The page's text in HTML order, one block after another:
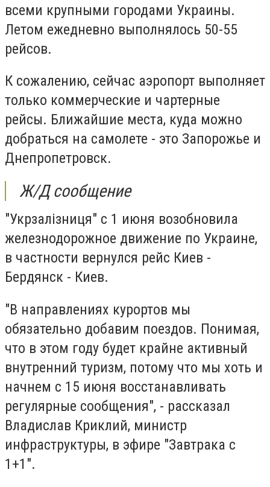
всеми крупными городами Украины.
Летом ежедневно выполнялось 50-55
рейсов.
К сожалению, сейчас аэропорт выполняет
только коммерческие и чартерные
рейсы. Ближайшие места, куда можно
добраться на самолете - это Запорожье и
Днепропетровск.
Ж/Д сообщение
"Укрзалізниця" с 1 июня возобновила
железнодорожное движение по Украине,
в частности вернулся рейс Киев -
Бердянск - Киев.
"В направлениях курортов мы
обязательно добавим поездов. Понимая,
что в этом году будет крайне активный
внутренний туризм, потому что мы хоть и
начнем с 15 июня восстанавливать
регулярные сообщения", - рассказал
Владислав Криклий, министр
инфраструктуры, в эфире "Завтрака с
1+1".